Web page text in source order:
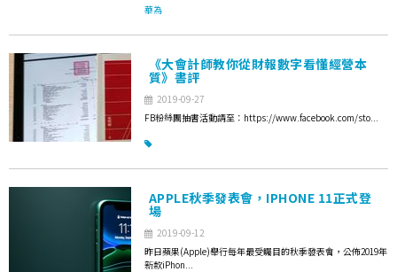
華為
《大會計師教你從財報數字看懂經營本
質》書評
2019-09-27
FB粉絲團抽書活動請至：https://www.facebook.com/sto...
APPLE秋季發表會，IPHONE 11正式登
場
2019-09-12
昨日蘋果(Apple)舉行每年最受矚目的秋季發表會，公佈2019年
新款iPhon...